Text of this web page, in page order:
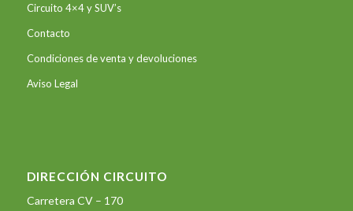
Circuito 4×4 y SUV’s
Contacto
Condiciones de venta y devoluciones
Aviso Legal
DIRECCIÓN CIRCUITO
Carretera CV – 170